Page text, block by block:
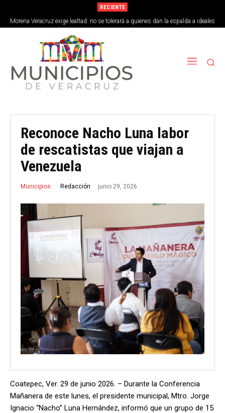
RECIENTE
Morena Veracruz exige lealtad: no se tolerará a quienes dan la espalda a ideales
de la 4T
Reconoce Nacho Luna labor
de rescatistas que viajan a
Venezuela
Municipios Redacción junio 29, 2026
Coatepec, Ver. 29 de junio 2026. – Durante la Conferencia
Mañanera de este lunes, el presidente municipal, Mtro. Jorge
Ignacio “Nacho” Luna Hernández, informó que un grupo de 15